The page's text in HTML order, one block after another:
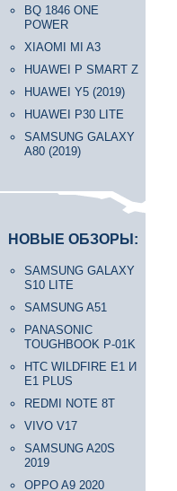
BQ 1846 ONE
POWER
XIAOMI MI A3
HUAWEI P SMART Z
HUAWEI Y5 (2019)
HUAWEI P30 LITE
SAMSUNG GALAXY
A80 (2019)
НОВЫЕ ОБЗОРЫ:
SAMSUNG GALAXY
S10 LITE
SAMSUNG A51
PANASONIC
TOUGHBOOK P-01K
HTC WILDFIRE E1 И
E1 PLUS
REDMI NOTE 8T
VIVO V17
SAMSUNG A20S
2019
OPPO A9 2020